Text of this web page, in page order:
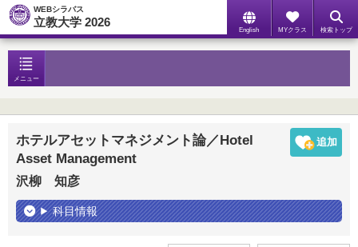
WEBシラバス
立教大学 2026
English MYクラス 検索トップ
メニュー
ホテルアセットマネジメント論／Hotel
Asset Management
沢柳 知彦
科目情報